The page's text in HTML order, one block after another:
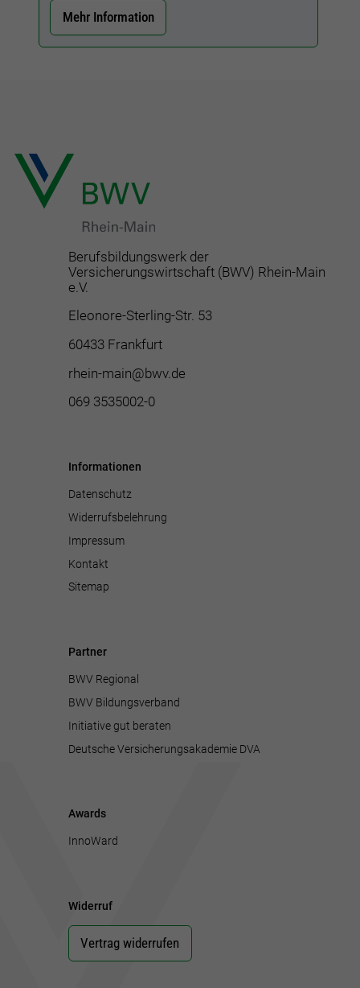
Mehr Information
Berufsbildungswerk der
Versicherungswirtschaft (BWV) Rhein-Main
e.V.
Eleonore-Sterling-Str. 53
60433 Frankfurt
rhein-main@bwv.de
069 3535002-0
Informationen
Datenschutz
Widerrufsbelehrung
Impressum
Kontakt
Sitemap
Partner
BWV Regional
BWV Bildungsverband
Initiative gut beraten
Deutsche Versicherungsakademie DVA
Awards
InnoWard
Widerruf
Vertrag widerrufen